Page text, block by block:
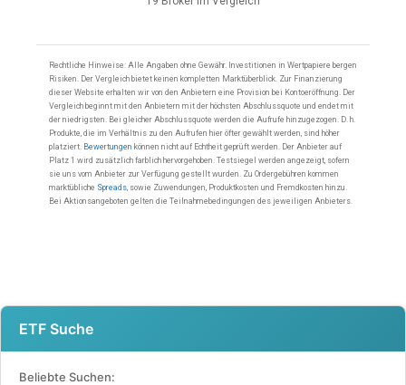
ETF Suche
Beliebte Suchen: